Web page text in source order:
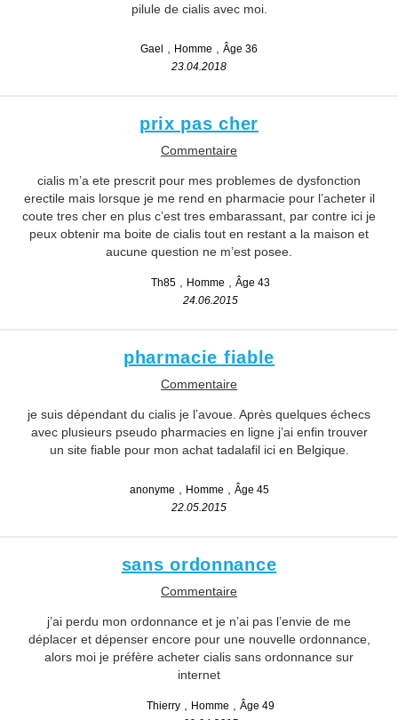
pilule de cialis avec moi.
Gael Homme
Âge 36
23.04.2018
prix pas cher
Commentaire
cialis m’a ete prescrit pour mes problemes de dysfonction
erectile mais lorsque je me rend en pharmacie pour l’acheter il
coute tres cher en plus c’est tres embarassant, par contre ici je
peux obtenir ma boite de cialis tout en restant a la maison et
aucune question ne m’est posee.
Th85 Homme
Âge 43
24.06.2015
pharmacie fiable
Commentaire
je suis dépendant du cialis je l’avoue. Après quelques échecs
avec plusieurs pseudo pharmacies en ligne j’ai enfin trouver
un site fiable pour mon achat tadalafil ici en Belgique.
anonyme Homme
Âge 45
22.05.2015
sans ordonnance
Commentaire
j’ai perdu mon ordonnance et je n’ai pas l’envie de me
déplacer et dépenser encore pour une nouvelle ordonnance,
alors moi je préfère acheter cialis sans ordonnance sur
internet
Thierry Homme
Âge 49